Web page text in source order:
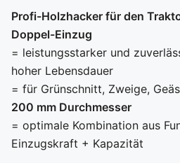
Profi-Holzhacker für den
Doppel-Einzug
= leistungsstarker und
hoher Lebensdauer
= für Grünschnitt, Zweige,
200 mm Durchmesser
= optimale Kombination aus
Einzugskraft + Kapazität